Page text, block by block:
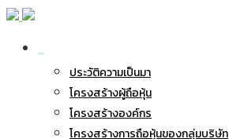
ประวัติความเป็นมา
โครงสร้างผู้ถือหุ้น
โครงสร้างองค์กร
โครงสร้างการถือหุ้นของกลุ่มบริษัท